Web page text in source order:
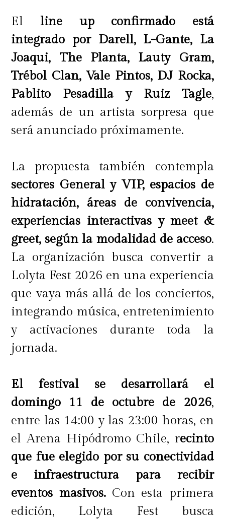
El line up confirmado está
integrado por Darell, L-Gante, La
Joaqui, The Planta, Lauty Gram,
Trébol Clan, Vale Pintos, DJ Rocka,
Pablito Pesadilla y Ruiz Tagle,
además de un artista sorpresa que
será anunciado próximamente.
La propuesta también contempla
sectores General y VIP, espacios de
hidratación, áreas de convivencia,
experiencias interactivas y meet &
greet, según la modalidad de acceso.
La organización busca convertir a
Lolyta Fest 2026 en una experiencia
que vaya más allá de los conciertos,
integrando música, entretenimiento
y activaciones durante toda la
jornada.
El festival se desarrollará el
domingo 11 de octubre de 2026,
entre las 14:00 y las 23:00 horas, en
el Arena Hipódromo Chile, recinto
que fue elegido por su conectividad
e infraestructura para recibir
eventos masivos.Con esta primera
edición, Lolyta Fest busca